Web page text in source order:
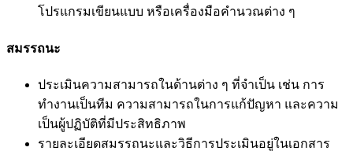
โปรแกรมเขียนแบบ หรือเครื่องมือคำนวณต่าง ๆ
สมรรถนะ
ประเมินความสามารถในด้านต่าง ๆ ที่จำเป็น เช่น การ
ทำงานเป็นทีม ความสามารถในการแก้ปัญหา และความ
เป็นผู้ปฏิบัติที่มีประสิทธิภาพ
รายละเอียดสมรรถนะและวิธีการประเมินอยู่ในเอกสาร